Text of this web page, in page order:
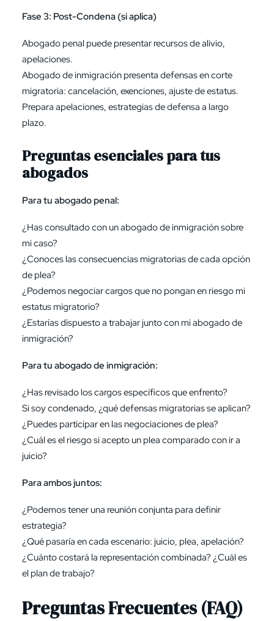
Fase 3: Post-Condena (si aplica)
Abogado penal puede presentar recursos de alivio,
apelaciones.
Abogado de inmigración presenta defensas en corte
migratoria: cancelación, exenciones, ajuste de estatus.
Prepara apelaciones, estrategias de defensa a largo
plazo.
Preguntas esenciales para tus
abogados
Para tu abogado penal:
¿Has consultado con un abogado de inmigración sobre
mi caso?
¿Conoces las consecuencias migratorias de cada opción
de plea?
¿Podemos negociar cargos que no pongan en riesgo mi
estatus migratorio?
¿Estarías dispuesto a trabajar junto con mi abogado de
inmigración?
Para tu abogado de inmigración:
¿Has revisado los cargos específicos que enfrento?
Si soy condenado, ¿qué defensas migratorias se aplican?
¿Puedes participar en las negociaciones de plea?
¿Cuál es el riesgo si acepto un plea comparado con ir a
juicio?
Para ambos juntos:
¿Podemos tener una reunión conjunta para definir
estrategia?
¿Qué pasaría en cada escenario: juicio, plea, apelación?
¿Cuánto costará la representación combinada? ¿Cuál es
el plan de trabajo?
Preguntas Frecuentes (FAQ)